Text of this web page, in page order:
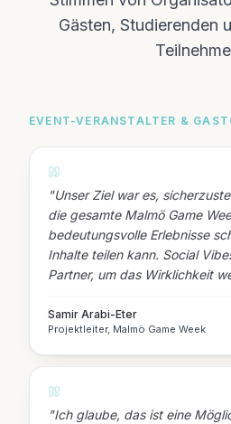
Gästen, Studierenden
EVENT-VERANSTALTER &
"Unser Ziel war es,
die gesamte Malmö Game
bedeutungsvolle Erlebnisse
Inhalte teilen kann. Social
Partner, um das Wirklichkeit
Samir Arabi-Eter
Projektleiter, Malmö Game Week
"Ich glaube, das ist eine